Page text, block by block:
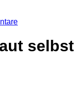
selbst